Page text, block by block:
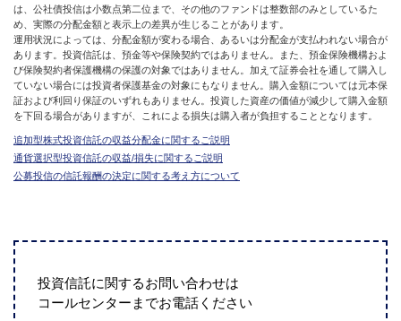
は、公社債投信は小数点第二位まで、その他のファンドは整数部のみとしているた
め、実際の分配金額と表示上の差異が生じることがあります。
運用状況によっては、分配金額が変わる場合、あるいは分配金が支払われない場合が
あります。投資信託は、預金等や保険契約ではありません。また、預金保険機構およ
び保険契約者保護機構の保護の対象ではありません。加えて証券会社を通して購入し
ていない場合には投資者保護基金の対象にもなりません。購入金額については元本保
証および利回り保証のいずれもありません。投資した資産の価値が減少して購入金額
を下回る場合がありますが、これによる損失は購入者が負担することとなります。
追加型株式投資信託の収益分配金に関するご説明
通貨選択型投資信託の収益/損失に関するご説明
公募投信の信託報酬の決定に関する考え方について
投資信託に関するお問い合わせは
コールセンターまでお電話ください